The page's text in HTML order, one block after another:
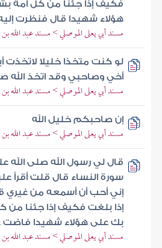
فكيف إذا جئنا من كل أمة
هؤلاء شهيدا قال فنظرت
مسند أبي يعلى الموصلي > مسند عبد الله
لو كنت متخذا خليلا لاتخذت
أخي وصاحبي وقد اتخذ الله
مسند أبي يعلى الموصلي > مسند عبد الله
إن صاحبكم خليل الله
مسند أبي يعلى الموصلي > مسند عبد الله
قال لي رسول الله صلى الله
سورة النساء قال قلت أقرأ
إني أحب أن أسمعه من غيري
إذا بلغت فكيف إذا جئنا من
بك على هؤلاء شهيدا فاضت
مسند أبي يعلى الموصلي > مسند عبد الله